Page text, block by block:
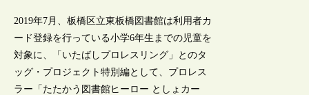
2019年7月、板橋区立東板橋図書館は利用者カ
ード登録を行っている小学6年生までの児童を
対象に、「いたばしプロレスリング」とのタ
ッグ・プロジェクト特別編として、プロレス
ラー「たたかう図書館ヒーロー としょカー